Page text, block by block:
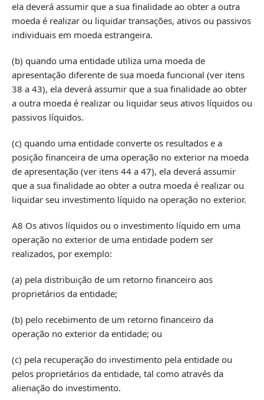
ela deverá assumir que a sua finalidade ao obter a outra
moeda é realizar ou liquidar transações, ativos ou passivos
individuais em moeda estrangeira.
(b) quando uma entidade utiliza uma moeda de
apresentação diferente de sua moeda funcional (ver itens
38 a 43), ela deverá assumir que a sua finalidade ao obter
a outra moeda é realizar ou liquidar seus ativos líquidos ou
passivos líquidos.
(c) quando uma entidade converte os resultados e a
posição financeira de uma operação no exterior na moeda
de apresentação (ver itens 44 a 47), ela deverá assumir
que a sua finalidade ao obter a outra moeda é realizar ou
liquidar seu investimento líquido na operação no exterior.
A8 Os ativos líquidos ou o investimento líquido em uma
operação no exterior de uma entidade podem ser
realizados, por exemplo:
(a) pela distribuição de um retorno financeiro aos
proprietários da entidade;
(b) pelo recebimento de um retorno financeiro da
operação no exterior da entidade; ou
(c) pela recuperação do investimento pela entidade ou
pelos proprietários da entidade, tal como através da
alienação do investimento.